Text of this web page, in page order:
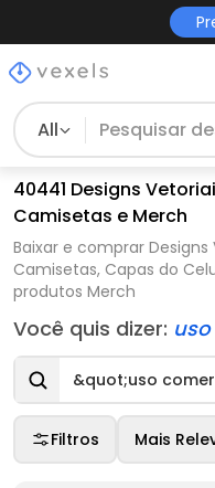
All
40441 Designs
Camisetas e Merch
Baixar e comprar
Camisetas, Capas do
produtos Merch
Você quis dizer:
&quot;uso
Filtros Mais